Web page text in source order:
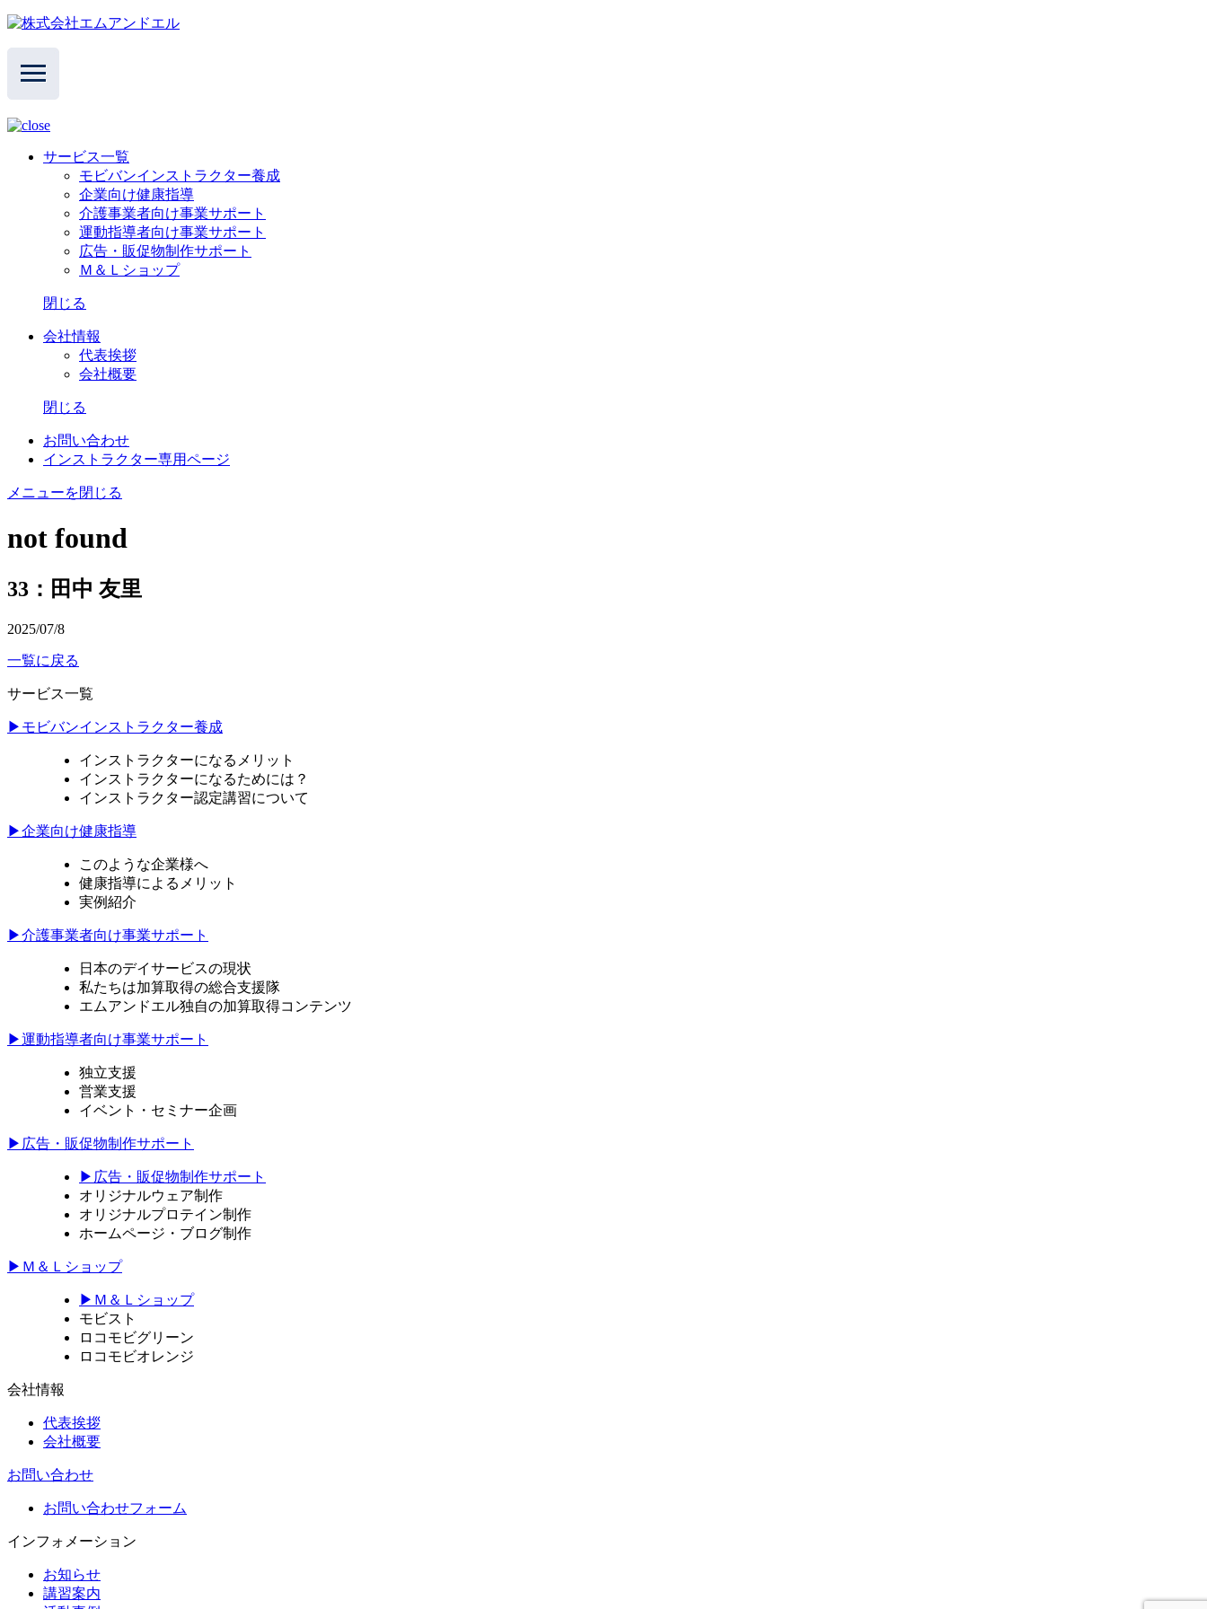
サービス一覧
モビバンインストラクター養成
企業向け健康指導
介護事業者向け事業サポート
運動指導者向け事業サポート
広告・販促物制作サポート
Ｍ＆Ｌショップ
閉じる
会社情報
代表挨拶
会社概要
閉じる
お問い合わせ
インストラクター専用ページ
メニューを閉じる
not found
33：田中 友里
2025/07/8
一覧に戻る
サービス一覧
▶モビバンインストラクター養成
インストラクターになるメリット
インストラクターになるためには？
インストラクター認定講習について
▶企業向け健康指導
このような企業様へ
健康指導によるメリット
実例紹介
▶介護事業者向け事業サポート
日本のデイサービスの現状
私たちは加算取得の総合支援隊
エムアンドエル独自の加算取得コンテンツ
▶運動指導者向け事業サポート
独立支援
営業支援
イベント・セミナー企画
▶広告・販促物制作サポート
▶広告・販促物制作サポート
オリジナルウェア制作
オリジナルプロテイン制作
ホームページ・ブログ制作
▶Ｍ＆Ｌショップ
▶Ｍ＆Ｌショップ
モビスト
ロコモビグリーン
ロコモビオレンジ
会社情報
代表挨拶
会社概要
お問い合わせ
お問い合わせフォーム
インフォメーション
お知らせ
講習案内